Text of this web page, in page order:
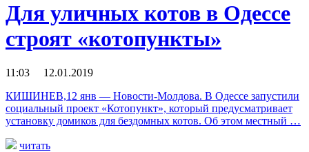
Для уличных котов в Одессе
строят «котопункты»
11:03 12.01.2019
КИШИНЕВ,12 янв — Новости-Молдова. В Одессе запустили
социальный проект «Котопункт», который предусматривает
установку домиков для бездомных котов. Об этом местный …
читать